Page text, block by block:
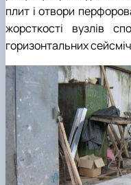
плит і отвори
жорсткості вузлів
горизонтальних